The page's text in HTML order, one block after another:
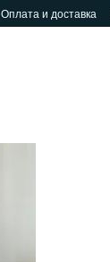
Оплата и доставка